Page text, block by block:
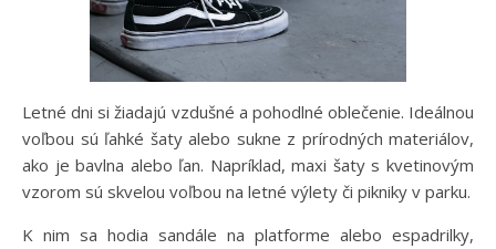
Letné dni si žiadajú vzdušné a pohodlné oblečenie. Ideálnou
voľbou sú ľahké šaty alebo sukne z prírodných materiálov,
ako je bavlna alebo ľan. Napríklad, maxi šaty s kvetinovým
vzorom sú skvelou voľbou na letné výlety či pikniky v parku.
K nim sa hodia sandále na platforme alebo espadrilky,